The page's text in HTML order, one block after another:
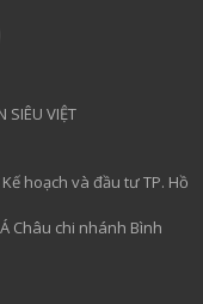
SIÊU VIỆT
hoạch và đầu tư TP. Hồ
Châu chi nhánh Bình